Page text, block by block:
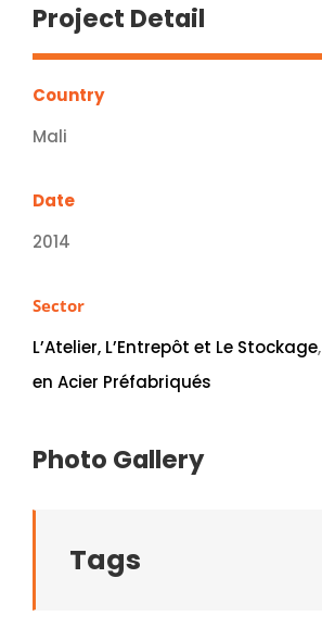
Project Detail
Country
Mali
Date
2014
Sector
L’Atelier, L’Entrepôt et Le Stockage,
en Acier Préfabriqués
Photo Gallery
Tags